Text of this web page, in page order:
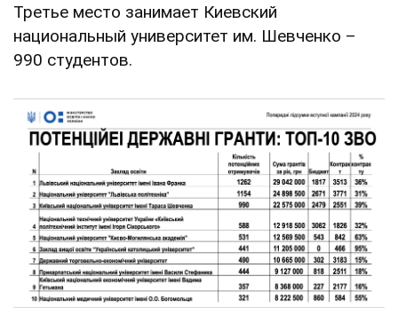
Третье место занимает Киевский
национальный университет им. Шевченко –
990 студентов.